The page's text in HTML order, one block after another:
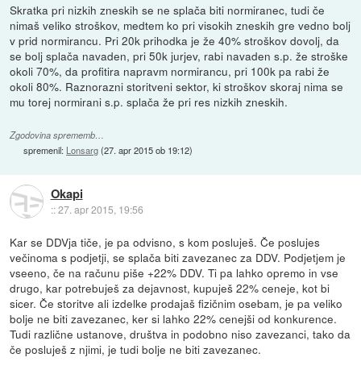
Skratka pri nizkih zneskih se ne splača biti normiranec, tudi če
nimaš veliko stroškov, medtem ko pri visokih zneskih gre vedno bolj
v prid normirancu. Pri 20k prihodka je že 40% stroškov dovolj, da
se bolj splača navaden, pri 50k jurjev, rabi navaden s.p. že stroške
okoli 70%, da profitira napravm normirancu, pri 100k pa rabi že
okoli 80%. Raznorazni storitveni sektor, ki stroškov skoraj nima se
mu torej normirani s.p. splača že pri res nizkih zneskih.
Zgodovina sprememb…
spremenil: Lonsarg(27. apr 2015 ob 19:12)
Okapi
::27. apr 2015, 19:56
Kar se DDVja tiče, je pa odvisno, s kom posluješ. Če poslujes
večinoma s podjetji, se splača biti zavezanec za DDV. Podjetjem je
vseeno, če na računu piše +22% DDV. Ti pa lahko opremo in vse
drugo, kar potrebuješ za dejavnost, kupuješ 22% ceneje, kot bi
sicer. Če storitve ali izdelke prodajaš fizičnim osebam, je pa veliko
bolje ne biti zavezanec, ker si lahko 22% cenejši od konkurence.
Tudi različne ustanove, društva in podobno niso zavezanci, tako da
če posluješ z njimi, je tudi bolje ne biti zavezanec.